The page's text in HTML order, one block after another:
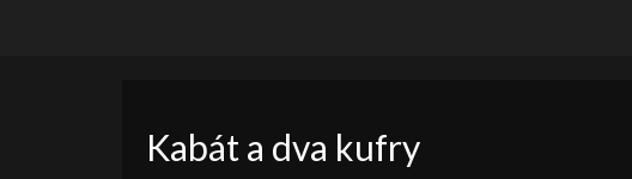
Kabát a dva kufry